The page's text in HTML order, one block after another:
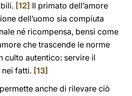
[12] Il primato dell’amore
dell’uomo sia compiuta
né ricompensa, bensì come
che trascende le norme
culto autentico: servire il
nei fatti. [13]
anche di rilevare ciò